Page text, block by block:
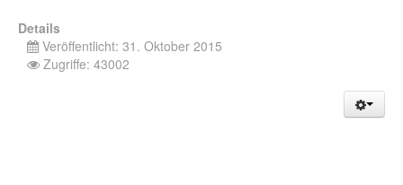
Details
Veröffentlicht: 31. Oktober 2015
Zugriffe: 43002